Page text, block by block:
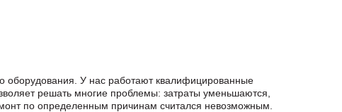
оборудования. У нас работают квалифицированные
решать многие проблемы: затраты уменьшаются,
по определенным причинам считался невозможным.